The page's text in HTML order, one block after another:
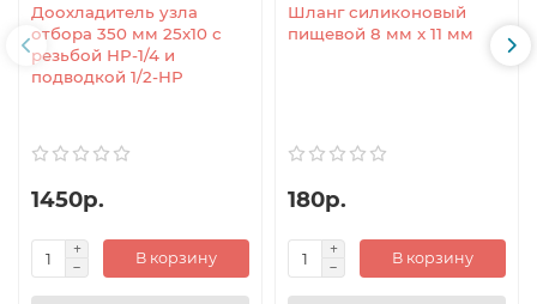
Доохладитель узла
отбора 350 мм 25x10 с
резьбой НР-1/4 и
подводкой 1/2-НР
1450р.
В корзину
Шланг силиконовый
пищевой 8 мм x 11 мм
180р.
В корзину